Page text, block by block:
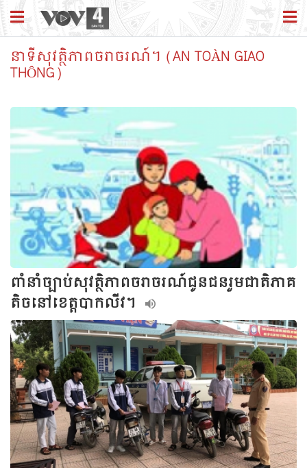
នាទីសុវត្ថិភាពចរាចរណ៍។ (AN TOÀN GIAO
THÔNG)
ពាំនាំច្បាប់សុវត្ថិភាពចរាចរណ៍ជូនជនរួមជាតិភាគ
តិចនៅខេត្តបាកលីវ។